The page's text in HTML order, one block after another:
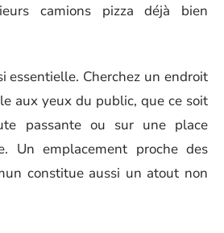
camions pizza déjà bien
essentielle. Cherchez un endroit
aux yeux du public, que ce soit
passante ou sur une place
Un emplacement proche des
constitue aussi un atout non